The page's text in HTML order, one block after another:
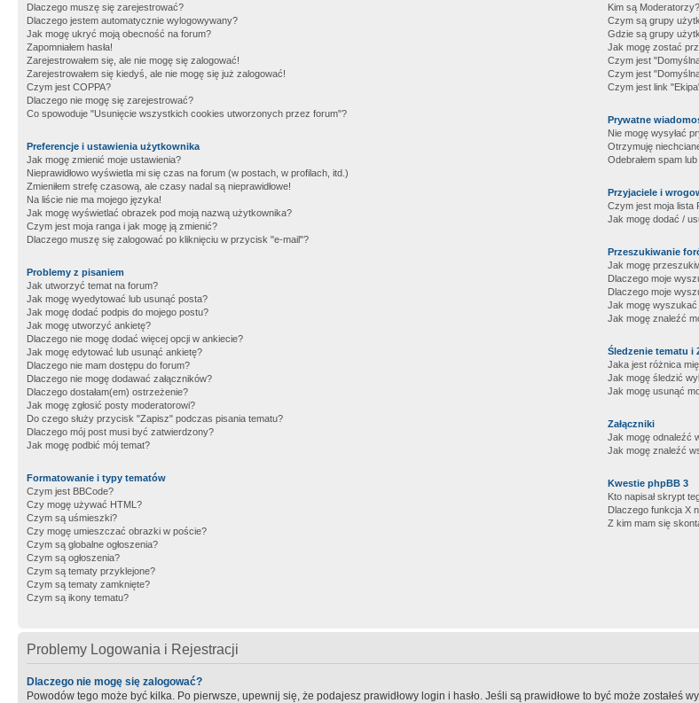
Dlaczego muszę się zarejestrować?
Dlaczego jestem automatycznie wylogowywany?
Jak mogę ukryć moją obecność na forum?
Zapomniałem hasła!
Zarejestrowałem się, ale nie mogę się zalogować!
Zarejestrowałem się kiedyś, ale nie mogę się już zalogować!
Czym jest COPPA?
Dlaczego nie mogę się zarejestrować?
Co spowoduje "Usunięcie wszystkich cookies utworzonych przez forum"?
Preferencje i ustawienia użytkownika
Jak mogę zmienić moje ustawienia?
Nieprawidłowo wyświetla mi się czas na forum (w postach, w profilach, itd.)
Zmieniłem strefę czasową, ale czasy nadal są nieprawidłowe!
Na liście nie ma mojego języka!
Jak mogę wyświetlać obrazek pod moją nazwą użytkownika?
Czym jest moja ranga i jak mogę ją zmienić?
Dlaczego muszę się zalogować po kliknięciu w przycisk "e-mail"?
Problemy z pisaniem
Jak utworzyć temat na forum?
Jak mogę wyedytować lub usunąć posta?
Jak mogę dodać podpis do mojego postu?
Jak mogę utworzyć ankietę?
Dlaczego nie mogę dodać więcej opcji w ankiecie?
Jak mogę edytować lub usunąć ankietę?
Dlaczego nie mam dostępu do forum?
Dlaczego nie mogę dodawać załączników?
Dlaczego dostałam(em) ostrzeżenie?
Jak mogę zgłosić posty moderatorowi?
Do czego służy przycisk "Zapisz" podczas pisania tematu?
Dlaczego mój post musi być zatwierdzony?
Jak mogę podbić mój temat?
Formatowanie i typy tematów
Czym jest BBCode?
Czy mogę używać HTML?
Czym są uśmieszki?
Czy mogę umieszczać obrazki w poście?
Czym są globalne ogłoszenia?
Czym są ogłoszenia?
Czym są tematy przyklejone?
Czym są tematy zamknięte?
Czym są ikony tematu?
Kim są Moderatorzy?
Czym są grupy
Gdzie są grupy
Jak mogę zostać
Czym jest
Czym jest
Czym jest link
Prywatne
Nie mogę wysyłać
Otrzymuję
Odebrałem spam
Przyjaciele i
Czym jest moja lista
Jak mogę dodać /
Przeszukiwanie
Jak mogę
Dlaczego moje
Dlaczego moje
Jak mogę
Jak mogę znaleźć
Śledzenie tematu i
Jaka jest różnica
Jak mogę śledzić
Jak mogę usunąć
Załączniki
Jak mogę odnaleźć
Jak mogę znaleźć
Kwestie phpBB 3
Kto napisał skrypt
Dlaczego funkcja X
Z kim mam się
Problemy Logowania i Rejestracji
Dlaczego nie mogę się zalogować?
Powodów tego może być kilka. Po pierwsze, upewnij się, że podajesz prawidłowy login i hasło. Jeśli są prawidłowe to być może